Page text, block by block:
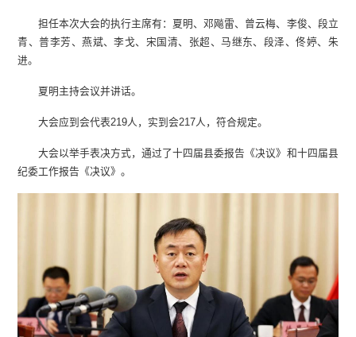
担任本次大会的执行主席有：夏明、邓飚雷、曾云梅、李俊、段立
青、普李芳、燕斌、李戈、宋国清、张超、马继东、段泽、佟婷、朱
进。
夏明主持会议并讲话。
大会应到会代表219人，实到会217人，符合规定。
大会以举手表决方式，通过了十四届县委报告《决议》和十四届县
纪委工作报告《决议》。